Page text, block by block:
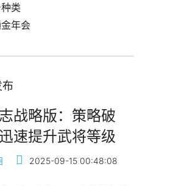
类
年会
战略版：策略破
速提升武将等级
2025-09-15 00:48:08